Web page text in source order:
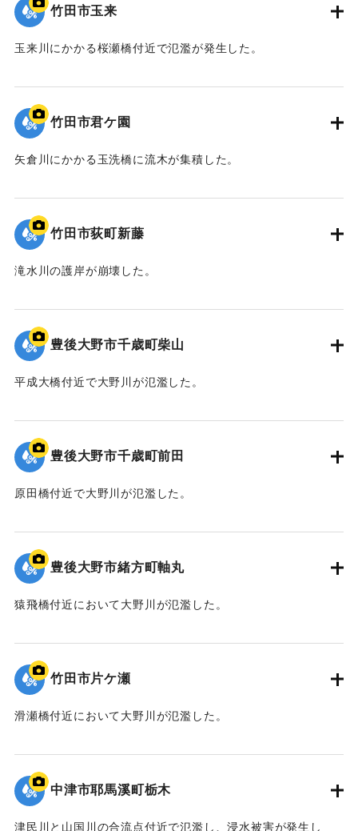
竹田市玉来
玉来川にかかる桜瀬橋付近で氾濫が発生した。
｜固有コード:09922052
竹田市君ケ園
矢倉川にかかる玉洗橋に流木が集積した。
｜固有コード:09922051
竹田市荻町新藤
滝水川の護岸が崩壊した。
｜固有コード:09922050
豊後大野市千歳町柴山
平成大橋付近で大野川が氾濫した。
｜固有コード:09922049
豊後大野市千歳町前田
原田橋付近で大野川が氾濫した。
｜固有コード:09922048
豊後大野市緒方町軸丸
猿飛橋付近において大野川が氾濫した。
｜固有コード:09922047
竹田市片ケ瀬
滑瀬橋付近において大野川が氾濫した。
｜固有コード:09922046
中津市耶馬溪町栃木
津民川と山国川の合流点付近で氾濫し、浸水被害が発生し